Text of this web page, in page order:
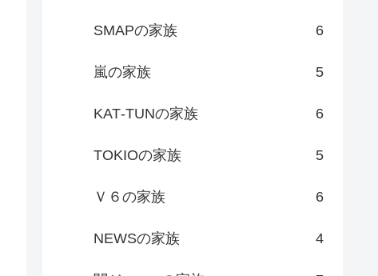
SMAPの家族 6
嵐の家族 5
KAT‐TUNの家族 6
TOKIOの家族 5
Ｖ６の家族 6
NEWSの家族 4